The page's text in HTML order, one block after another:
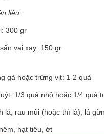
liệu:
300 gr
vai xay: 150 gr
gà hoặc trứng vịt: 1-2 quả
1/3 quả nhỏ hoặc 1/4 quả
lá, rau mùi (hoặc thì là), lá
hạt tiêu, ớt